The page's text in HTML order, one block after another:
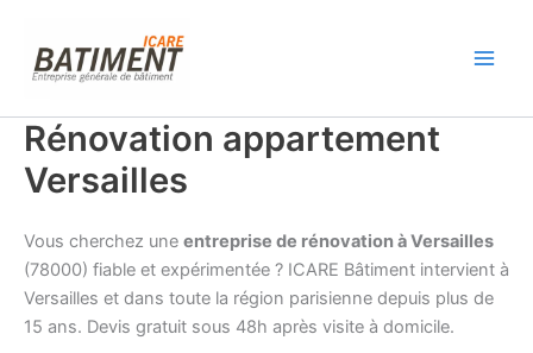
contenu
Rénovation appartement
Versailles
Vous cherchez une entreprise de rénovation à Versailles
(78000) fiable et expérimentée ? ICARE Bâtiment intervient à
Versailles et dans toute la région parisienne depuis plus de
15 ans. Devis gratuit sous 48h après visite à domicile.